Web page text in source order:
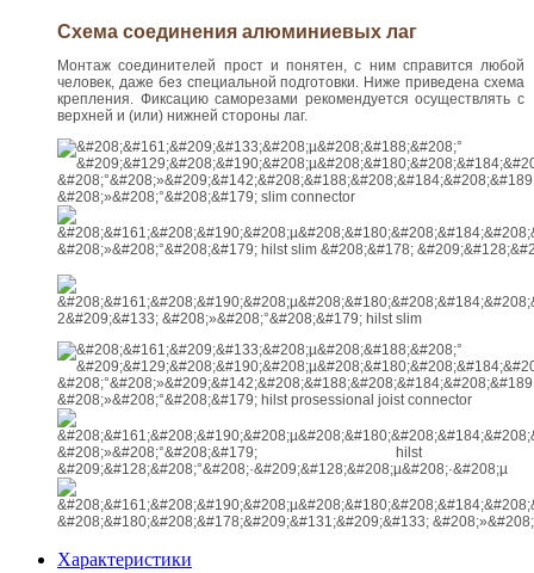
Схема соединения алюминиевых лаг
Монтаж соединителей прост и понятен, с ним справится любой
человек, даже без специальной подготовки. Ниже приведена схема
крепления. Фиксацию саморезами рекомендуется осуществлять с
верхней и (или) нижней стороны лаг.
Характеристики